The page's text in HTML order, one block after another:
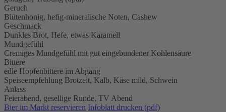
Geruch
Blütenhonig, hefig-mineralische Noten, Cashew
Geschmack
Dunkles Brot, Hefe, etwas Karamell
Mundgefühl
Cremiges Mundgefühl mit gut eingebundener Kohlensäure
Bittere
edle Hopfenbittere im Abgang
Speiseempfehlung Brotzeit, Kalb, Käse mild, Schwein
Anlass
Feierabend, gesellige Runde, TV Abend
Bier im Markt reservieren Infoblatt drucken (pdf)